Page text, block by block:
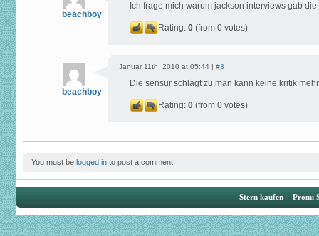
beachboy
Ich frage mich warum jackson interviews gab
Rating: 0 (from 0 votes)
beachboy
Januar 11th, 2010 at 05:44 | #3
Die sensur schlägt zu,man kann keine kritik
Rating: 0 (from 0 votes)
You must be logged in to post a comment.
Stern kaufen | Promi